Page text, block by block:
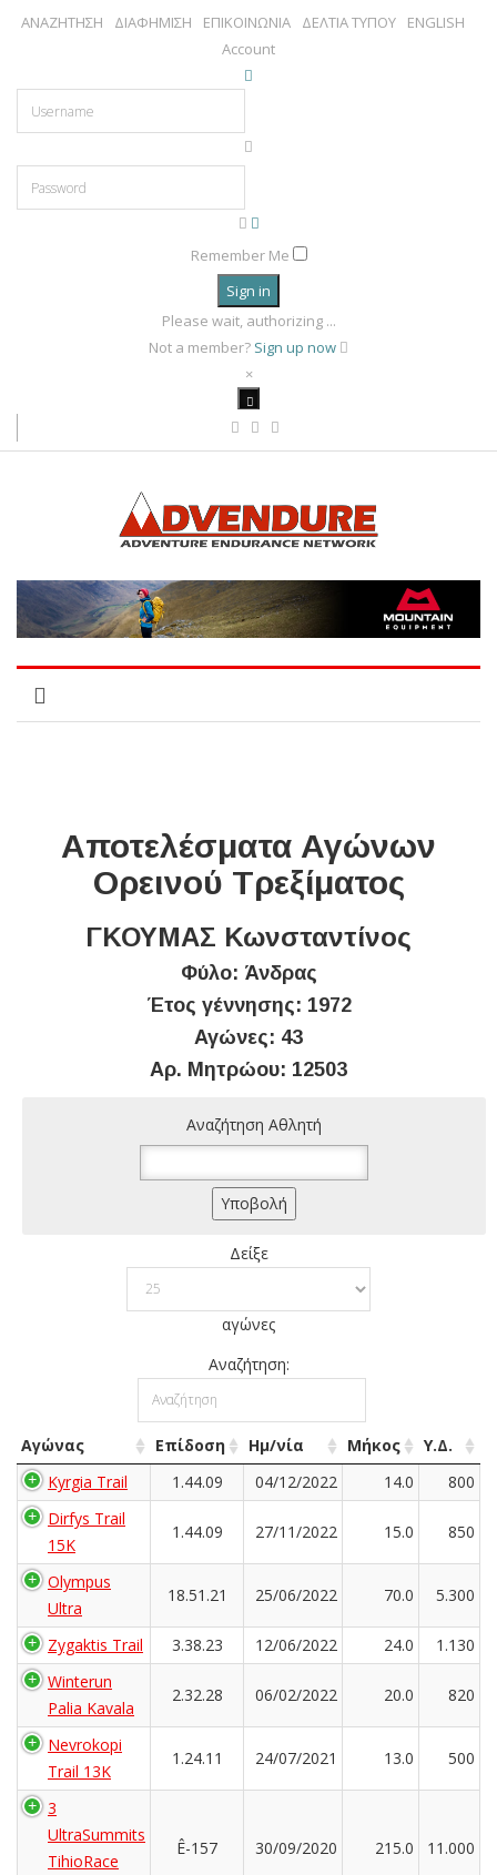
ΑΝΑΖΗΤΗΣΗ ΔΙΑΦΗΜΙΣΗ ΕΠΙΚΟΙΝΩΝΙΑ ΔΕΛΤΙΑ ΤΥΠΟΥ
ENGLISH
Account
Remember Me
Sign in
Please wait, authorizing ...
Not a member? Sign up now
×
Αποτελέσματα Αγώνων
Ορεινού Τρεξίματος
ΓΚΟΥΜΑΣ Κωνσταντίνος
Φύλο: Άνδρας
Έτος γέννησης: 1972
Αγώνες: 43
Αρ. Μητρώου: 12503
Αναζήτηση Αθλητή
Δείξε
αγώνες
Αναζήτηση:
Αγώνας Επίδοση Ημ/νία Μήκος
Υ.Δ.
Kyrgia Trail
1.44.09 04/12/2022 14.0
800
Dirfys Trail
15K
1.44.09 27/11/2022 15.0 850
Olympus
Ultra
18.51.21 25/06/2022 70.0 5.300
Zygaktis Trail 3.38.23 12/06/2022 24.0
1.130
Winterun
Palia Kavala
2.32.28 06/02/2022 20.0 820
Nevrokopi
Trail 13K
1.24.11 24/07/2021 13.0 500
3
UltraSummits
TihioRace
Ê-157 30/09/2020 215.0 11.000